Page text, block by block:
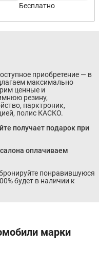
Бесплатно
приобретение — в
максимально
ценные и
резину,
парктроник,
полис КАСКО.
получает подарок при
оплачиваем
понравившуюся
будет в наличии к
марки